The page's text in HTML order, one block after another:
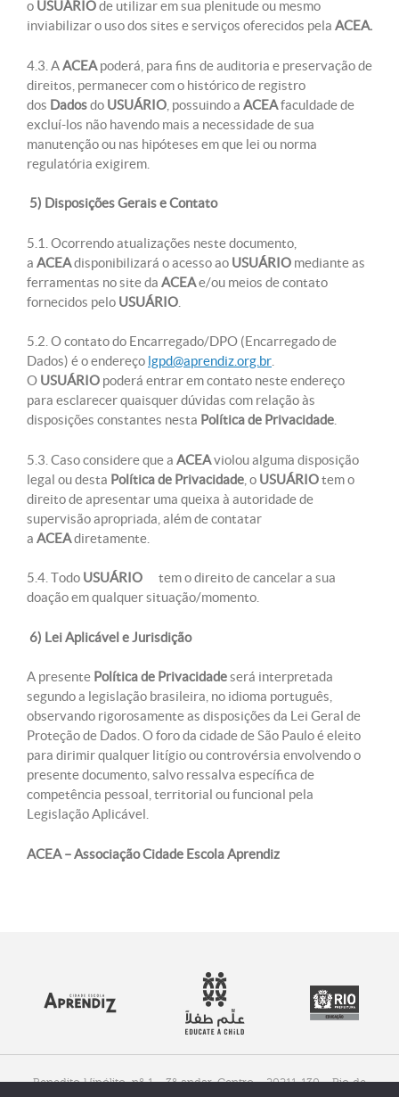
o USUÁRIOde utilizar em sua plenitude ou mesmo
inviabilizar o uso dos sites e serviços oferecidos pela ACEA.
4.3. AACEApoderá, para fins de auditoria e preservação de
direitos, permanecer com o histórico de registro
dos Dadosdo USUÁRIO , possuindo a ACEAfaculdade de
excluí-los não havendo mais a necessidade de sua
manutenção ou nas hipóteses em que lei ou norma
regulatória exigirem.
5) Disposições Gerais e Contato
5.1. Ocorrendo atualizações neste documento,
a ACEAdisponibilizará o acesso ao USUÁRIO mediante as
ferramentas no site da ACEAe/ou meios de contato
fornecidos pelo USUÁRIO
5.2. O contato do Encarregado/DPO (Encarregado de
Dados) é o endereço lgpd@aprendiz.org.br
O USUÁRIO poderá entrar em contato neste endereço
para esclarecer quaisquer dúvidas com relação às
disposições constantes nesta Política de Privacidade
5.3. Caso considere que a ACEAviolou alguma disposição
legal ou desta Política de Privacidade , o USUÁRIOtem o
direito de apresentar uma queixa à autoridade de
supervisão apropriada, além de contatar
a ACEAdiretamente.
5.4. Todo USUÁRIO tem o direito de cancelar a sua
doação em qualquer situação/momento.
6) Lei Aplicável e Jurisdição
A presente Política de Privacidadeserá interpretada
segundo a legislação brasileira, no idioma português,
observando rigorosamente as disposições da Lei Geral de
Proteção de Dados. O foro da cidade de São Paulo é eleito
para dirimir qualquer litígio ou controvérsia envolvendo o
presente documento, salvo ressalva específica de
competência pessoal, territorial ou funcional pela
Legislação Aplicável.
ACEA – Associação Cidade Escola Aprendiz
Benedito Hipólito, nº 1 - 3º andar, Centro - 20211-130 - Rio de